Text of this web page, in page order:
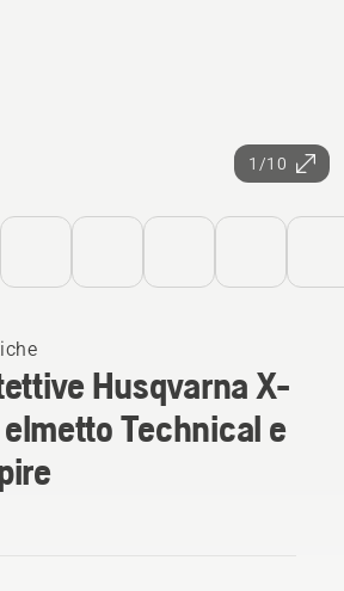
1/10
Husqvarna X-
elmetto Technical e